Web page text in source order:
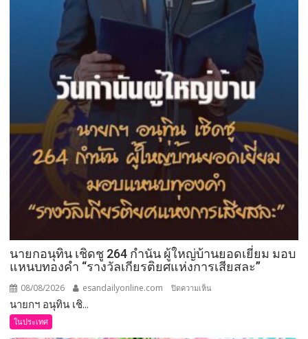
นายกอนุทิน เชิดชู 264 กำนัน ผู้ใหญ่บ้านยอดเยี่ยม มอบ
แหนบทองคำ “รางวัลเกียรติยศแห่งการเสียสละ”
08/08/2026 esandailyonline.com ปิดความเห็น
นายกฯ อนุทิน เชิ...
ในประเทศ